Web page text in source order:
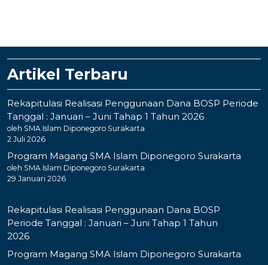
Artikel Terbaru
Rekapitulasi Realisasi Penggunaan Dana BOSP Periode
Tanggal : Januari – Juni Tahap 1 Tahun 2026
oleh SMA Islam Diponegoro Surakarta
2 Juli 2026
Program Magang SMA Islam Diponegoro Surakarta
oleh SMA Islam Diponegoro Surakarta
29 Januari 2026
Rekapitulasi Realisasi Penggunaan Dana BOSP
Periode Tanggal : Januari – Juni Tahap 1 Tahun
2026
Program Magang SMA Islam Diponegoro Surakarta